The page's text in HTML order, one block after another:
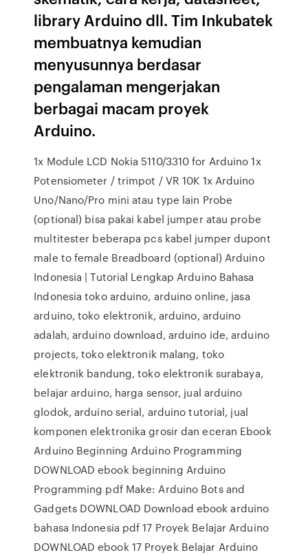
library Arduino dll. Tim Inkubatek
membuatnya kemudian
menyusunnya berdasar
pengalaman mengerjakan
berbagai macam proyek
Arduino.
1x Module LCD Nokia 5110/3310 for Arduino 1x
Potensiometer / trimpot / VR 10K 1x Arduino
Uno/Nano/Pro mini atau type lain Probe
(optional) bisa pakai kabel jumper atau probe
multitester beberapa pcs kabel jumper dupont
male to female Breadboard (optional) Arduino
Indonesia | Tutorial Lengkap Arduino Bahasa
Indonesia toko arduino, arduino online, jasa
arduino, toko elektronik, arduino, arduino
adalah, arduino download, arduino ide, arduino
projects, toko elektronik malang, toko
elektronik bandung, toko elektronik surabaya,
belajar arduino, harga sensor, jual arduino
glodok, arduino serial, arduino tutorial, jual
komponen elektronika grosir dan eceran Ebook
Arduino Beginning Arduino Programming
DOWNLOAD ebook beginning Arduino
Programming pdf Make: Arduino Bots and
Gadgets DOWNLOAD Download ebook arduino
bahasa Indonesia pdf 17 Proyek Belajar Arduino
DOWNLOAD ebook 17 Proyek Belajar Arduino